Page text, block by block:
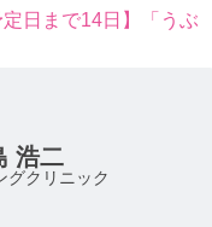
定日まで14日】「うぶ
浩二
グクリニック